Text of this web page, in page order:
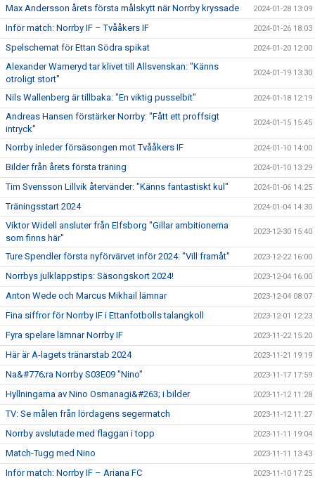
Max Andersson årets första målskytt när Norrby kryssade 2024-01-28 13:09
Inför match: Norrby IF – Tvååkers IF 2024-01-26 18:03
Spelschemat för Ettan Södra spikat 2024-01-20 12:00
Alexander Warneryd tar klivet till Allsvenskan: "Känns
otroligt stort"
2024-01-19 13:30
Nils Wallenberg är tillbaka: "En viktig pusselbit" 2024-01-18 12:19
Andreas Hansen förstärker Norrby: "Fått ett proffsigt
intryck"
2024-01-15 15:45
Norrby inleder försäsongen mot Tvååkers IF 2024-01-10 14:00
Bilder från årets första träning 2024-01-10 13:29
Tim Svensson Lillvik återvänder: "Känns fantastiskt kul" 2024-01-06 14:25
Träningsstart 2024 2024-01-04 14:30
Viktor Widell ansluter från Elfsborg "Gillar ambitionerna
som finns här"
2023-12-30 15:40
Ture Spendler första nyförvärvet inför 2024: "Vill framåt" 2023-12-22 16:00
Norrbys julklappstips: Säsongskort 2024! 2023-12-04 16:00
Anton Wede och Marcus Mikhail lämnar 2023-12-04 08:07
Fina siffror för Norrby IF i Ettanfotbolls talangkoll 2023-12-01 12:23
Fyra spelare lämnar Norrby IF 2023-11-22 15:20
Här är A-lagets tränarstab 2024 2023-11-21 19:19
Na&#776;ra Norrby S03E09 "Nino" 2023-11-17 17:59
Hyllningarna av Nino Osmanagi&#263; i bilder 2023-11-12 11:28
TV: Se målen från lördagens segermatch 2023-11-12 11:27
Norrby avslutade med flaggan i topp 2023-11-11 19:04
Match-Tugg med Nino 2023-11-11 13:43
Inför match: Norrby IF – Ariana FC 2023-11-10 17:25